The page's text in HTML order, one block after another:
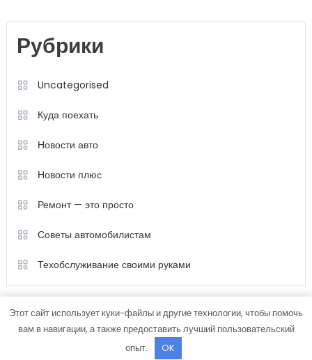
Рубрики
Uncategorised
Куда поехать
Новости авто
Новости плюс
Ремонт — это просто
Советы автомобилистам
Техобслуживание своими руками
Тема: Color Magazine от
Этот сайт использует куки-файлы и другие технологии, чтобы помочь
вам в навигации, а также предоставить лучший пользовательский
опыт.
OK